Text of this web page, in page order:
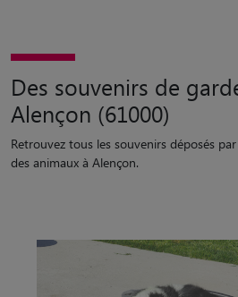
Des souvenirs de
Alençon (61000)
Retrouvez tous les souvenirs déposés
des animaux à Alençon.